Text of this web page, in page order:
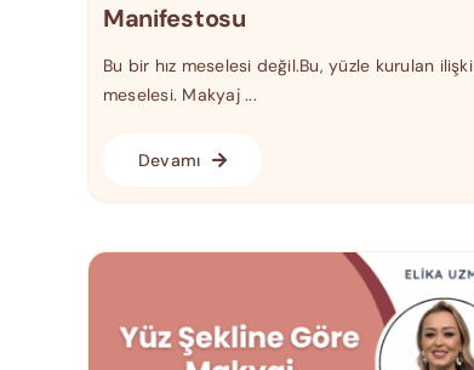
Manifestosu
Bu bir hız meselesi değil.Bu, yüzle kurulan ilişki
meselesi. Makyaj ...
Devamı